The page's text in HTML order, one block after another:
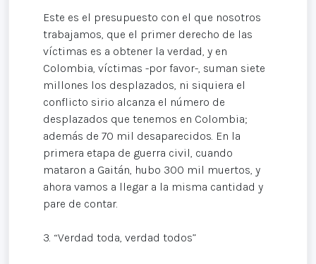
Este es el presupuesto con el que nosotros
trabajamos, que el primer derecho de las
víctimas es a obtener la verdad, y en
Colombia, víctimas -por favor-, suman siete
millones los desplazados, ni siquiera el
conflicto sirio alcanza el número de
desplazados que tenemos en Colombia;
además de 70 mil desaparecidos. En la
primera etapa de guerra civil, cuando
mataron a Gaitán, hubo 300 mil muertos, y
ahora vamos a llegar a la misma cantidad y
pare de contar.
3. “Verdad toda, verdad todos”